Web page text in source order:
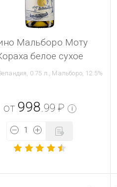
Мальборо Моту
белое сухое
0.75 л., Мальборо, 12.5%
от 998 .99 ₽ i